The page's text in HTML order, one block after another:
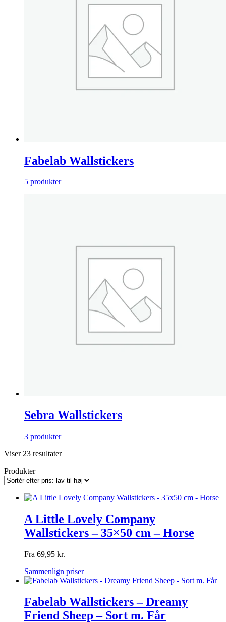
Fabelab Wallstickers
5 produkter
Sebra Wallstickers
3 produkter
Viser 23 resultaterSorteret
lav
høj
Produkter
A Little Lovely Company
Wallstickers – 35×50 cm – Horse
Fra 69,95 kr.
Sammenlign priser
Fabelab Wallstickers – Dreamy
Friend Sheep – Sort m. Får